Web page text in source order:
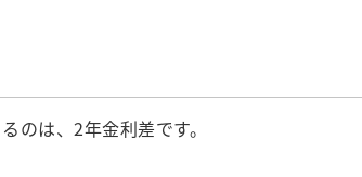
のは、2年金利差です。